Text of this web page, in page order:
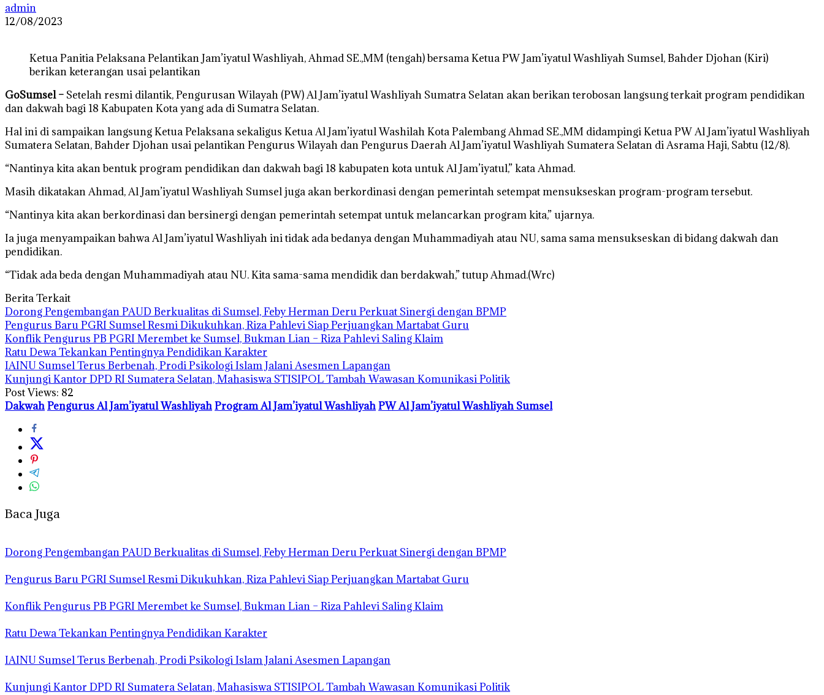
admin
12/08/2023
Ketua Panitia Pelaksana Pelantikan Jam’iyatul Washliyah, Ahmad SE.,MM (tengah) bersama Ketua PW Jam’iyatul Washliyah Sumsel, Bahder Djohan (Kiri)
berikan keterangan usai pelantikan
GoSumsel – Setelah resmi dilantik, Pengurusan Wilayah (PW) Al Jam’iyatul Washliyah Sumatra Selatan akan berikan terobosan langsung terkait program pendidikan
dan dakwah bagi 18 Kabupaten Kota yang ada di Sumatra Selatan.
Hal ini di sampaikan langsung Ketua Pelaksana sekaligus Ketua Al Jam’iyatul Washilah Kota Palembang Ahmad SE.,MM didampingi Ketua PW Al Jam’iyatul Washliyah
Sumatera Selatan, Bahder Djohan usai pelantikan Pengurus Wilayah dan Pengurus Daerah Al Jam’iyatul Washliyah Sumatera Selatan di Asrama Haji, Sabtu (12/8).
“Nantinya kita akan bentuk program pendidikan dan dakwah bagi 18 kabupaten kota untuk Al Jam’iyatul,” kata Ahmad.
Masih dikatakan Ahmad, Al Jam’iyatul Washliyah Sumsel juga akan berkordinasi dengan pemerintah setempat mensukseskan program-program tersebut.
“Nantinya kita akan berkordinasi dan bersinergi dengan pemerintah setempat untuk melancarkan program kita,” ujarnya.
Ia juga menyampaikan bahwa Al Jam’iyatul Washliyah ini tidak ada bedanya dengan Muhammadiyah atau NU, sama sama mensukseskan di bidang dakwah dan
pendidikan.
“Tidak ada beda dengan Muhammadiyah atau NU. Kita sama-sama mendidik dan berdakwah,” tutup Ahmad.(Wrc)
Berita Terkait
Dorong Pengembangan PAUD Berkualitas di Sumsel, Feby Herman Deru Perkuat Sinergi dengan BPMP
Pengurus Baru PGRI Sumsel Resmi Dikukuhkan, Riza Pahlevi Siap Perjuangkan Martabat Guru
Konflik Pengurus PB PGRI Merembet ke Sumsel, Bukman Lian – Riza Pahlevi Saling Klaim
Ratu Dewa Tekankan Pentingnya Pendidikan Karakter
IAINU Sumsel Terus Berbenah, Prodi Psikologi Islam Jalani Asesmen Lapangan
Kunjungi Kantor DPD RI Sumatera Selatan, Mahasiswa STISIPOL Tambah Wawasan Komunikasi Politik
Post Views: 82
DakwahPengurus Al Jam’iyatul WashliyahProgram Al Jam’iyatul WashliyahPW Al Jam’iyatul Washliyah Sumsel
Baca Juga
Dorong Pengembangan PAUD Berkualitas di Sumsel, Feby Herman Deru Perkuat Sinergi dengan BPMP
Pengurus Baru PGRI Sumsel Resmi Dikukuhkan, Riza Pahlevi Siap Perjuangkan Martabat Guru
Konflik Pengurus PB PGRI Merembet ke Sumsel, Bukman Lian – Riza Pahlevi Saling Klaim
Ratu Dewa Tekankan Pentingnya Pendidikan Karakter
IAINU Sumsel Terus Berbenah, Prodi Psikologi Islam Jalani Asesmen Lapangan
Kunjungi Kantor DPD RI Sumatera Selatan, Mahasiswa STISIPOL Tambah Wawasan Komunikasi Politik